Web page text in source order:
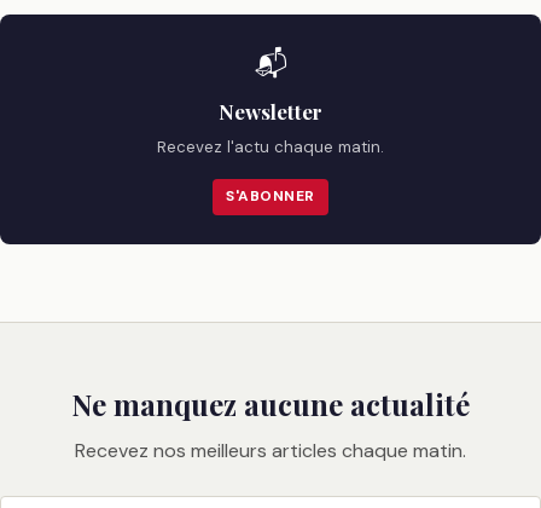
📬
Newsletter
Recevez l'actu chaque matin.
S'ABONNER
Ne manquez aucune actualité
Recevez nos meilleurs articles chaque matin.